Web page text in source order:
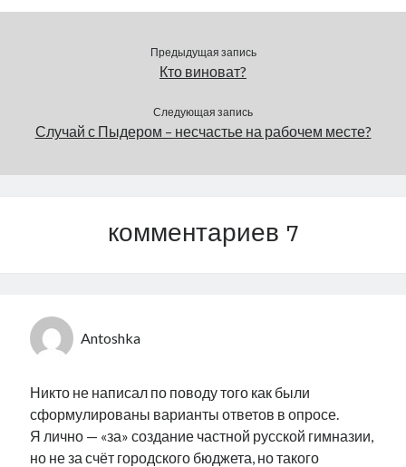
Предыдущая запись
Кто виноват?
Следующая запись
Случай с Пыдером – несчастье на рабочем месте?
комментариев 7
Antoshka
Никто не написал по поводу того как были
сформулированы варианты ответов в опросе.
Я лично — «за» создание частной русской гимназии,
но не за счёт городского бюджета, но такого